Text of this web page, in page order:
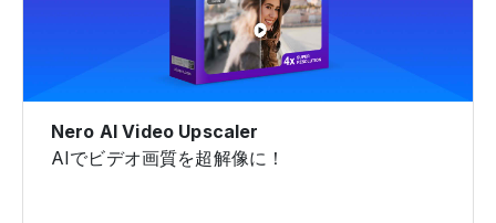
Nero AI Video Upscaler
AIでビデオ画質を超解像に！